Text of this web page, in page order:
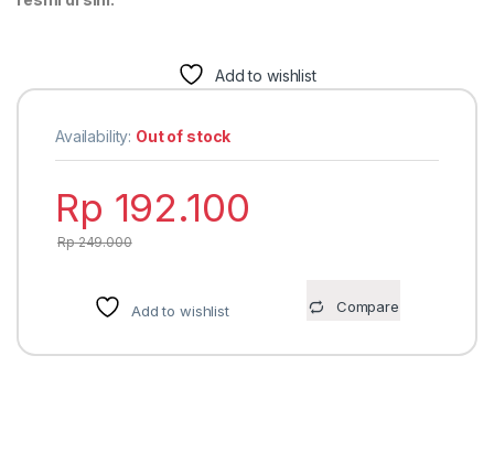
Add to wishlist
Availability: Out of stock
Rp 192.100
Rp249.000
Add to wishlist Compare